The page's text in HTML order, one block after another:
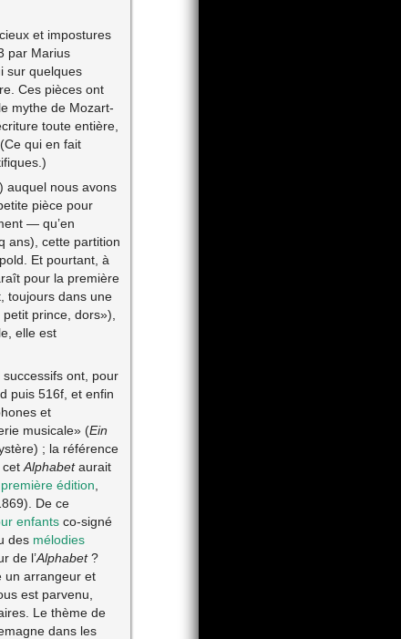
et impostures
par Marius
sur quelques
Ces pièces ont
mythe de Mozart-
toute entière,
qui en fait
auquel nous avons
pièce pour
— qu’en
ans), cette partition
Et pourtant, à
pour la première
toujours dans une
prince, dors»),
elle est
ont, pour
puis 516f, et enfin
et
musicale» (Ein
; la référence
Alphabetaurait
première édition
De ce
enfantsco-signé
des mélodies
de l’Alphabet?
un arrangeur et
est parvenu,
Le thème de
dans les